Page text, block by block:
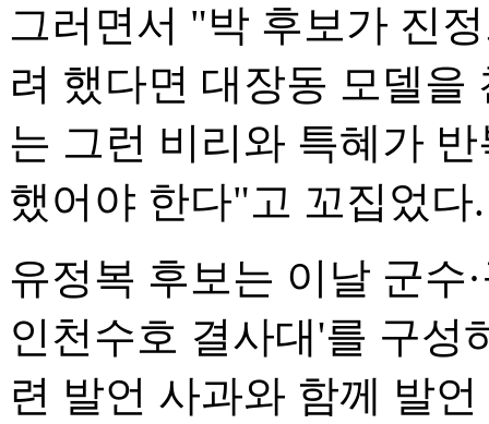
그러면서 "박 후보가 진
려 했다면 대장동 모델을
는 그런 비리와 특혜가
했어야 한다"고 꼬집었다.
유정복 후보는 이날 군수
인천수호 결사대'를 구성
련 발언 사과와 함께 발